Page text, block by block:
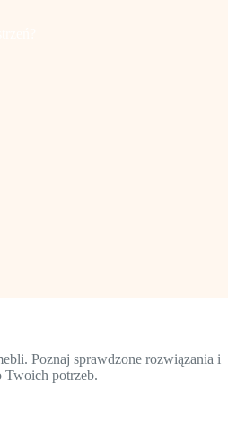
Poznaj sprawdzone rozwiązania i
Twoich potrzeb.